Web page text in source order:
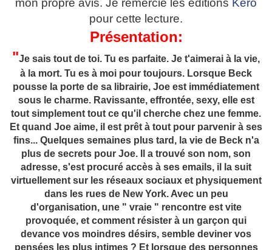
mon propre avis. Je remercie les éditions Kero
pour cette lecture.
Présentation:
"Je sais tout de toi. Tu es parfaite. Je t'aimerai à la vie,
à la mort. Tu es à moi pour toujours. Lorsque Beck
pousse la porte de sa librairie, Joe est immédiatement
sous le charme. Ravissante, effrontée, sexy, elle est
tout simplement tout ce qu'il cherche chez une femme.
Et quand Joe aime, il est prêt à tout pour parvenir à ses
fins... Quelques semaines plus tard, la vie de Beck n'a
plus de secrets pour Joe. Il a trouvé son nom, son
adresse, s'est procuré accès à ses emails, il la suit
virtuellement sur les réseaux sociaux et physiquement
dans les rues de New York. Avec un peu
d'organisation, une " vraie " rencontre est vite
provoquée, et comment résister à un garçon qui
devance vos moindres désirs, semble deviner vos
pensées les plus intimes ? Et lorsque des personnes